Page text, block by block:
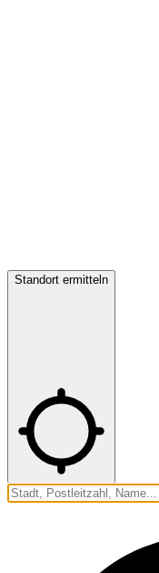
Standort ermitteln